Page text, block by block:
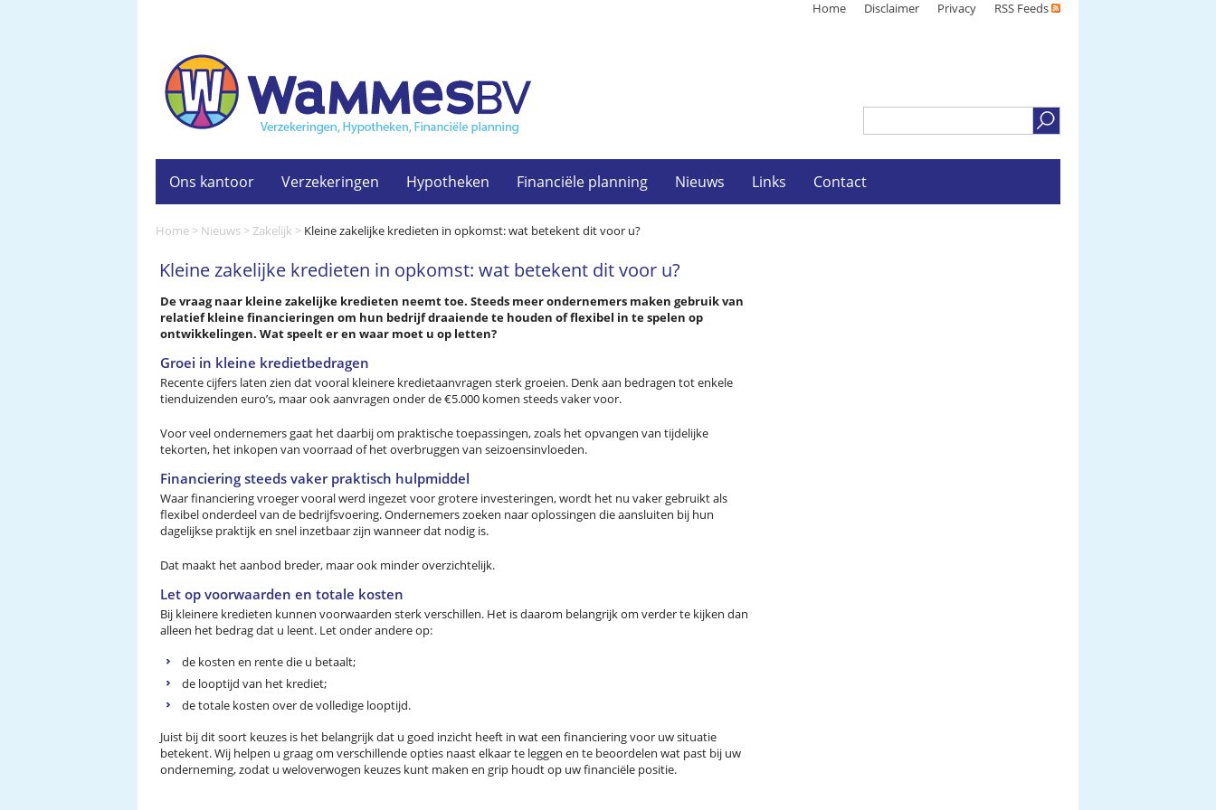
Home Disclaimer Privacy RSS Feeds
Home > Nieuws >Zakelijk > Kleine zakelijke kredieten in opkomst: wat betekent dit voor u?
Kleine zakelijke kredieten in opkomst: wat betekent dit voor u?
De vraag naar kleine zakelijke kredieten neemt toe. Steeds meer ondernemers maken gebruik van
relatief kleine financieringen om hun bedrijf draaiende te houden of flexibel in te spelen op
ontwikkelingen. Wat speelt er en waar moet u op letten?
Groei in kleine kredietbedragen
Recente cijfers laten zien dat vooral kleinere kredietaanvragen sterk groeien. Denk aan bedragen tot enkele
tienduizenden euro’s, maar ook aanvragen onder de €5.000 komen steeds vaker voor.
Voor veel ondernemers gaat het daarbij om praktische toepassingen, zoals het opvangen van tijdelijke
tekorten, het inkopen van voorraad of het overbruggen van seizoensinvloeden.
Financiering steeds vaker praktisch hulpmiddel
Waar financiering vroeger vooral werd ingezet voor grotere investeringen, wordt het nu vaker gebruikt als
flexibel onderdeel van de bedrijfsvoering. Ondernemers zoeken naar oplossingen die aansluiten bij hun
dagelijkse praktijk en snel inzetbaar zijn wanneer dat nodig is.
Dat maakt het aanbod breder, maar ook minder overzichtelijk.
Let op voorwaarden en totale kosten
Bij kleinere kredieten kunnen voorwaarden sterk verschillen. Het is daarom belangrijk om verder te kijken dan
alleen het bedrag dat u leent. Let onder andere op:
de kosten en rente die u betaalt;
de looptijd van het krediet;
de totale kosten over de volledige looptijd.
Juist bij dit soort keuzes is het belangrijk dat u goed inzicht heeft in wat een financiering voor uw situatie
betekent. Wij helpen u graag om verschillende opties naast elkaar te leggen en te beoordelen wat past bij uw
onderneming, zodat u weloverwogen keuzes kunt maken en grip houdt op uw financiële positie.
Ons kantoor Verzekeringen Hypotheken Financiële planning Nieuws Links Contact